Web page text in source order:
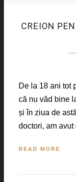
CREION
De la 18 ani tot
că nu văd bine
și în ziua de
doctori, am
READ MORE